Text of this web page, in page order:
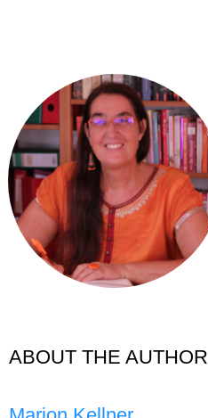
ABOUT THE AUTHOR